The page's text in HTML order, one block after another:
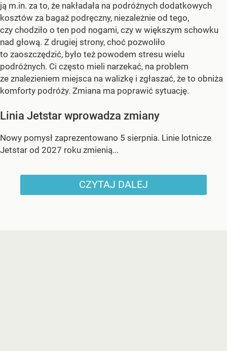
ją m.in. za to, że nakładała na podróżnych dodatkowych
kosztów za bagaż podręczny, niezależnie od tego,
czy chodziło o ten pod nogami, czy w większym schowku
nad głową. Z drugiej strony, choć pozwoliło
to zaoszczędzić, było też powodem stresu wielu
podróżnych. Ci często mieli narzekać, na problem
ze znalezieniem miejsca na walizkę i zgłaszać, że to obniża
komforty podróży. Zmiana ma poprawić sytuację.
Linia Jetstar wprowadza zmiany
Nowy pomysł zaprezentowano 5 sierpnia. Linie lotnicze
Jetstar od 2027 roku zmienią...
CZYTAJ DALEJ